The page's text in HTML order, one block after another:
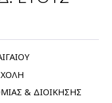
& ΔΙΟΙΚΗΣΗΣ